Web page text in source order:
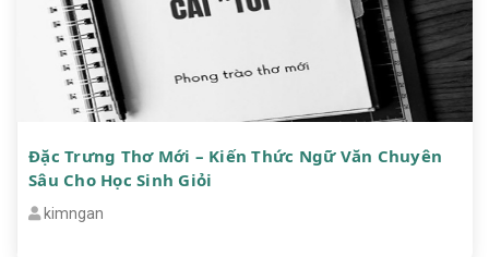
Đặc Trưng Thơ Mới – Kiến Thức Ngữ Văn Chuyên
Sâu Cho Học Sinh Giỏi
kimngan